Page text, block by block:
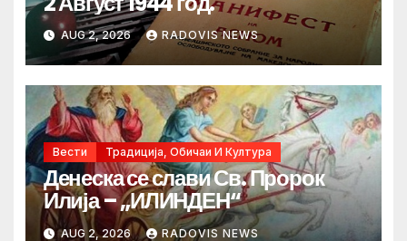
AUG 2, 2026 RADOVIS NEWS
Вести Традиција, Обичаи И Култура
Денеска се слави Св. Пророк
Илија – „ИЛИНДЕН“
AUG 2, 2026 RADOVIS NEWS